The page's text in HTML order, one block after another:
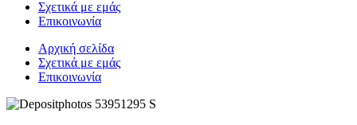
Σχετικά με εμάς
Επικοινωνία
Αρχική σελίδα
Σχετικά με εμάς
Επικοινωνία